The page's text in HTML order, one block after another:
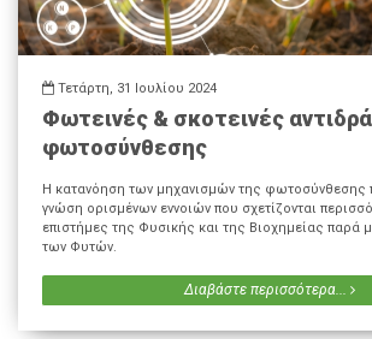
Τετάρτη, 31 Ιουλίου 2024
Φωτεινές & σκοτεινές
φωτοσύνθεσης
Η κατανόηση των μηχανισμών της φωτοσύνθεσης
γνώση ορισμένων εννοιών που σχετίζονται
επιστήμες της Φυσικής και της Βιοχημείας παρά
των Φυτών.
Διαβάστε περισσότερα...